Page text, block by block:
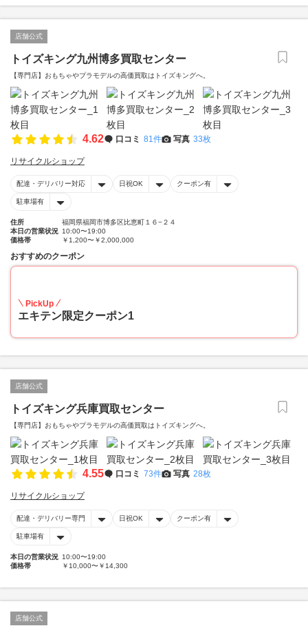
店舗公式
トイズキング九州博多買取センター
【専門店】おもちゃやプラモデルの高価買取はトイズキングへ。‎
4.62 口コミ 81件 写真 33枚
リサイクルショップ
配達・デリバリー対応 日祝OK クーポン有
駐車場有
住所
福岡県福岡市博多区比恵町１６−２４
本日の営業状況 10:00〜19:00
価格帯
￥1,200〜￥2,000,000
おすすめのクーポン
PickUp
エキテン限定クーポン1
店舗公式
トイズキング兵庫買取センター
【専門店】おもちゃやプラモデルの高価買取はトイズキングへ。‎
4.55 口コミ 73件 写真 28枚
リサイクルショップ
配達・デリバリー専門 日祝OK クーポン有
駐車場有
本日の営業状況 10:00〜19:00
価格帯
￥10,000〜￥14,300
店舗公式